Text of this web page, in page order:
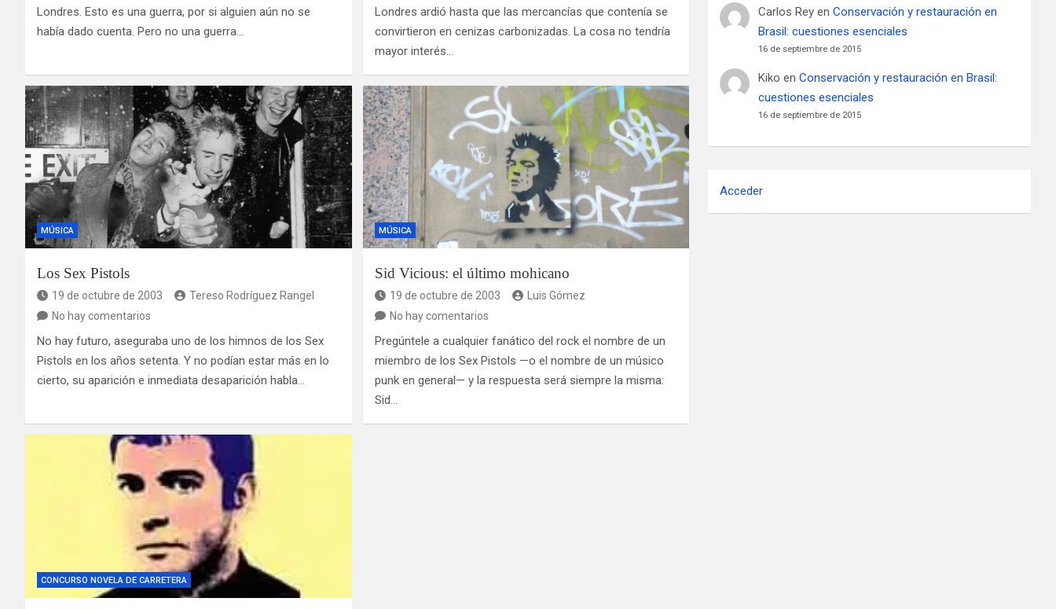
Londres. Esto es una guerra, por si alguien aún no se
había dado cuenta. Pero no una guerra…
Londres ardió hasta que las mercancías que contenía se
convirtieron en cenizas carbonizadas. La cosa no tendría
mayor interés…
MÚSICA
Los Sex Pistols
19 de octubre de 2003
Tereso Rodríguez Rangel
No hay comentarios
No hay futuro, aseguraba uno de los himnos de los Sex
Pistols en los años setenta. Y no podían estar más en lo
cierto, su aparición e inmediata desaparición habla…
MÚSICA
Sid Vicious: el último mohicano
19 de octubre de 2003
Luis Gómez
No hay comentarios
Pregúntele a cualquier fanático del rock el nombre de un
miembro de los Sex Pistols —o el nombre de un músico
punk en general— y la respuesta será siempre la misma:
Sid…
CONCURSO NOVELA DE CARRETERA
Carlos Rey enConservación y restauración en
Brasil: cuestiones esenciales
16 de septiembre de 2015
Kiko enConservación y restauración en Brasil:
cuestiones esenciales
16 de septiembre de 2015
Acceder